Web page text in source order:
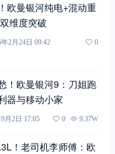
欧曼银河纯电+混动重
维度突破
年2月24日 09:42
0
！欧曼银河9：刀姐跑
器与移动小家
月2日 17:05 0 9.37W
！老司机李师傅：欧